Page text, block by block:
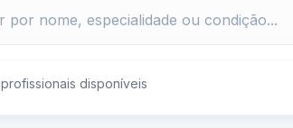
profissionais disponíveis